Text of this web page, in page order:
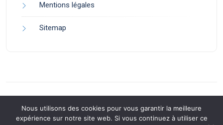
Mentions légales
Sitemap
Nous utilisons des cookies pour vous garantir la meilleure
expérience sur notre site web. Si vous continuez à utiliser ce